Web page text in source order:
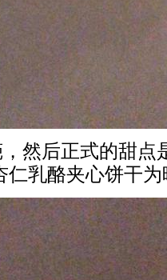
，然后正式的甜
仁乳酪夹心饼干